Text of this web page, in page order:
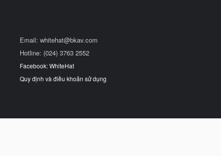
Email: whitehat@bkav.com
Hotline: (024) 3763 2552
Facebook: WhiteHat
Quy định và điều khoản sử dụng